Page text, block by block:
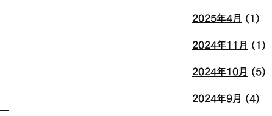
2025年4月 (1)
2024年11月 (1)
2024年10月 (5)
2024年9月 (4)